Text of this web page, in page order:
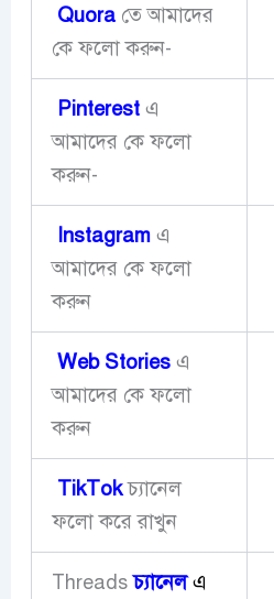
Quora তে আমাদের
কে ফলো করুন-
Pinterest এ
আমাদের কে ফলো
করুন-
Instagram এ
আমাদের কে ফলো
করুন
Web Stories এ
আমাদের কে ফলো
করুন
TikTok চ্যানেল
ফলো করে রাখুন
Threadsচ্যানেলএ